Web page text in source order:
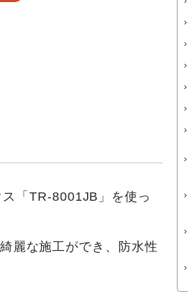
「TR-8001JB」を使っ
麗な施工ができ、防水性